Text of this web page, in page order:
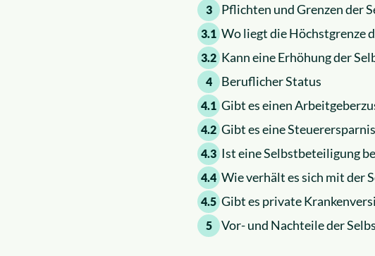
3 Pflichten und Grenzen der
3.1 Wo liegt die Höchstgrenze
3.2 Kann eine Erhöhung der
4 Beruflicher Status
4.1 Gibt es einen
4.2 Gibt es eine
4.3 Ist eine Selbstbeteiligung
4.4 Wie verhält es sich mit der
4.5 Gibt es private
5 Vor- und Nachteile der